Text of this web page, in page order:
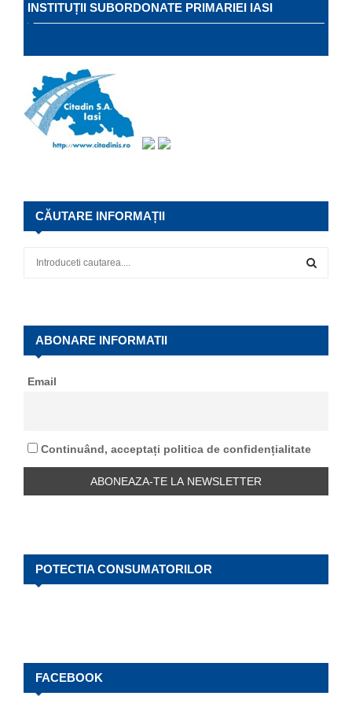
INSTITUȚII SUBORDONATE PRIMARIEI IASI
CĂUTARE INFORMAȚII
f
E
A
H
ABONARE INFORMATII
Email
Continuând, acceptați politica de confidențialitate
POTECTIA CONSUMATORILOR
FACEBOOK